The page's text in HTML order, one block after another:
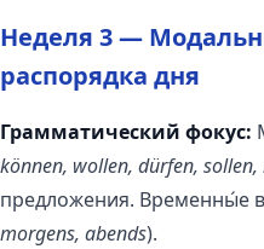
Неделя 3 —
распорядка дня
Грамматический фокус:
können, wollen, dürfen,
предложения. Временны́е
morgens, abends).